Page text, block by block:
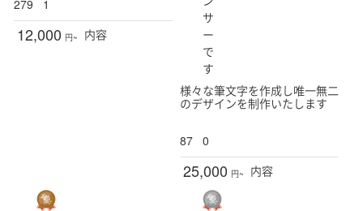
279 1
12,000 円~ 内容
サ
ー
で
す
様々な筆文字を作成し唯一無二
のデザインを制作いたします
87 0
25,000 円~ 内容